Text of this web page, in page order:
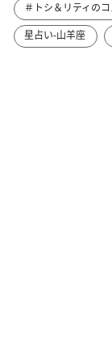
＃トシ＆リティの
星占い-山羊座